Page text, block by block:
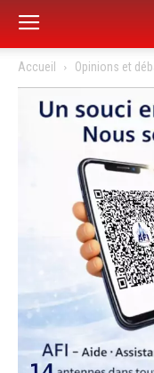
Accueil Opinions et